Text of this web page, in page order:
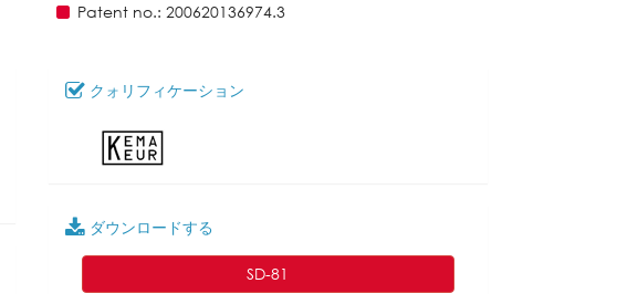
Patent no.: 200620136974.3
クォリフィケーション
ダウンロードする
SD-81